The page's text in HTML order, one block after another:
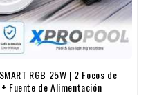
RGB 25W | 2 Focos de
Fuente de Alimentación